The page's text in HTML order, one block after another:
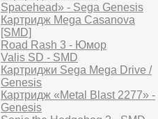
Spacehead» - Sega Genesis
Картридж Mega Casanova
[SMD]
Road Rash 3 - Юмор
Valis SD - SMD
Картриджи Sega Mega Drive /
Genesis
Картридж «Metal Blast 2277» -
Genesis